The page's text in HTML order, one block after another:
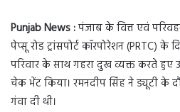
Punjab News :पंजाब के वित्त एवं
पेप्सू रोड ट्रांसपोर्ट कॉरपोरेशन (PRTC)
परिवार के साथ गहरा दुख व्यक्त करते
चेक भेंट किया। रमनदीप सिंह ने ड्यूटी के
गंवा दी थी।